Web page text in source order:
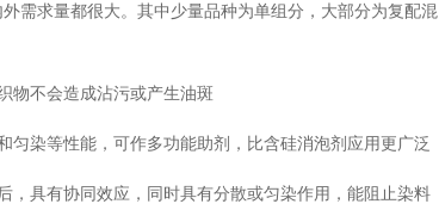
求量都很大。其中少量品种为单组分，大部分为复配混
不会造成沾污或产生油斑
染等性能，可作多功能助剂，比含硅消泡剂应用更广泛
具有协同效应，同时具有分散或匀染作用，能阻止染料